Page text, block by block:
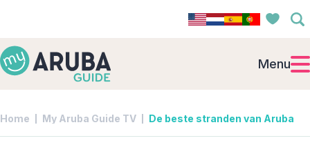
Menu
Home My Aruba Guide TV De beste stranden van Aruba